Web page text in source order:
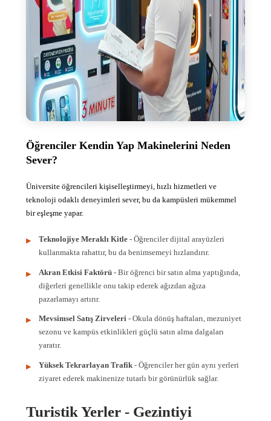
Öğrenciler Kendin Yap Makinelerini Neden
Sever?
Üniversite öğrencileri kişiselleştirmeyi, hızlı hizmetleri ve
teknoloji odaklı deneyimleri sever, bu da kampüsleri mükemmel
bir eşleşme yapar.
Teknolojiye Meraklı Kitle - Öğrenciler dijital arayüzleri
kullanmakta rahattır, bu da benimsemeyi hızlandırır.
Akran Etkisi Faktörü - Bir öğrenci bir satın alma yaptığında,
diğerleri genellikle onu takip ederek ağızdan ağıza
pazarlamayı artırır.
Mevsimsel Satış Zirveleri - Okula dönüş haftaları, mezuniyet
sezonu ve kampüs etkinlikleri güçlü satın alma dalgaları
yaratır.
Yüksek Tekrarlayan Trafik - Öğrenciler her gün aynı yerleri
ziyaret ederek makinenize tutarlı bir görünürlük sağlar.
Turistik Yerler - Gezintiyi